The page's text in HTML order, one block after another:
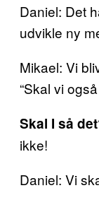
Daniel: Det
udvikle ny
Mikael: Vi
“Skal vi
Skal I så
ikke!
Daniel: Vi